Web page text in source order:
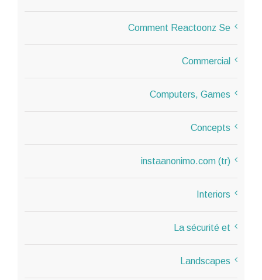
Comment Reactoonz Se
Commercial
Computers, Games
Concepts
instaanonimo.com (tr)
Interiors
La sécurité et
Landscapes